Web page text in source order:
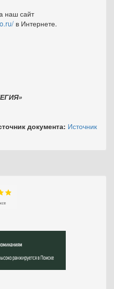
наш сайт
в Интернете.
документа: Источник